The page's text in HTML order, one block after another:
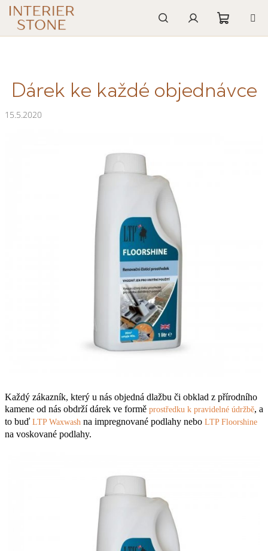
Přejít
obsah
HledatPřihlášení
Dárek ke každé objednávce
15.5.2020
Každý zákazník, který u nás objedná dlažbu či obklad z přírodního
kamene od nás obdrží dárek ve formě prostředku k pravidelné údržbě, a
to buď LTP Waxwash na impregnované podlahy nebo LTP Floorshine
na voskované podlahy.